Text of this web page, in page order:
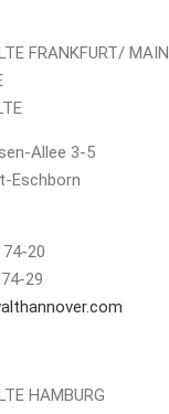
FRANKFURT/ MAIN
Allee 3-5
Eschborn
20
29
HAMBURG